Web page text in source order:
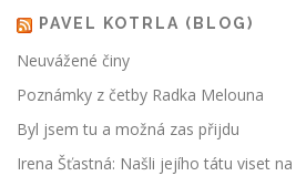
PAVEL KOTRLA (BLOG)
Neuvážené činy
Poznámky z četby Radka Melouna
Byl jsem tu a možná zas přijdu
Irena Šťastná: Našli jejího tátu viset